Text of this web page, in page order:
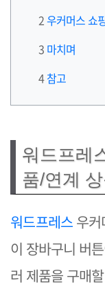
우커머스 쇼
마치며
참고
워드프레
품/연계
워드프레스우
이 장바구니 버
러 제품을 구매